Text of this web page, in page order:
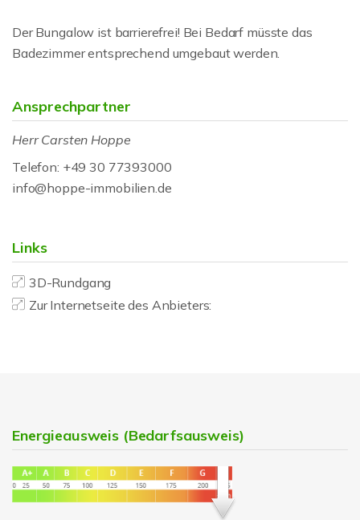
Der Bungalow ist barrierefrei! Bei Bedarf müsste das
Badezimmer entsprechend umgebaut werden.
Ansprechpartner
Herr Carsten Hoppe
Telefon: +49 30 77393000
info@hoppe-immobilien.de
Links
3D-Rundgang
Zur Internetseite des Anbieters:
Energieausweis (Bedarfsausweis)